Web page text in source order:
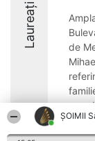
ŞOIMII
Laureați
de
8.9